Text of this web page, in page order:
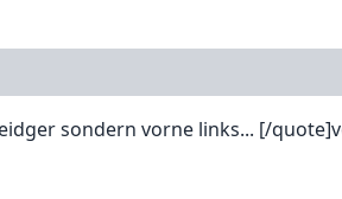
sondern vorne links... [/